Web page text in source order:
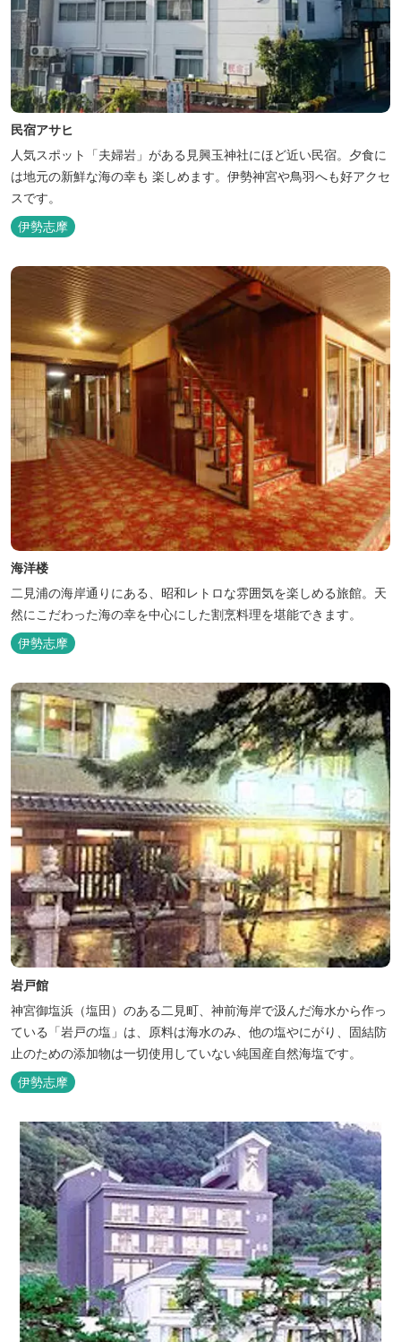
民宿アサヒ
人気スポット「夫婦岩」がある見興玉神社にほど近い民宿。夕食に
は地元の新鮮な海の幸も 楽しめます。伊勢神宮や鳥羽へも好アクセ
スです。
伊勢志摩
海洋楼
二見浦の海岸通りにある、昭和レトロな雰囲気を楽しめる旅館。天
然にこだわった海の幸を中心にした割烹料理を堪能できます。
伊勢志摩
岩戸館
神宮御塩浜（塩田）のある二見町、神前海岸で汲んだ海水から作っ
ている「岩戸の塩」は、原料は海水のみ、他の塩やにがり、固結防
止のための添加物は一切使用していない純国産自然海塩です。
伊勢志摩